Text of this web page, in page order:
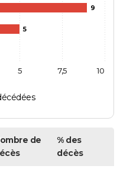
9
5
10
5 7,5
de
% des
décès